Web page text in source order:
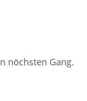
nöchsten Gang.